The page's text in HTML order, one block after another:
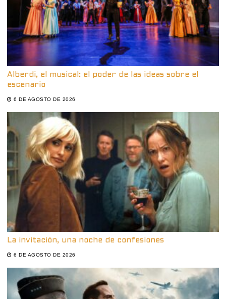
Alberdi, el musical: el poder de las ideas sobre el
escenario
6 DE AGOSTO DE 2026
La invitación, una noche de confesiones
6 DE AGOSTO DE 2026